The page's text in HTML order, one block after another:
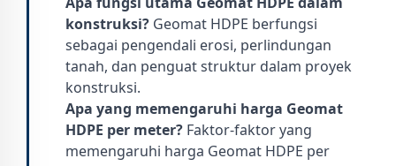
konstruksi? Geomat HDPE berfungsi
sebagai pengendali erosi, perlindungan
tanah, dan penguat struktur dalam proyek
konstruksi.
Apa yang memengaruhi harga Geomat
HDPE per meter? Faktor-faktor yang
memengaruhi harga Geomat HDPE per